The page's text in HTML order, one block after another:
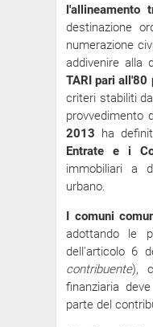
l'allineamento
destinazione
numerazione
addivenire alla
TARI pari all'80
criteri stabiliti
provvedimento
2013 ha
Entrate e i
immobiliari a
urbano.
I comuni
adottando le
dell'articolo 6
contribuente),
finanziaria
parte del